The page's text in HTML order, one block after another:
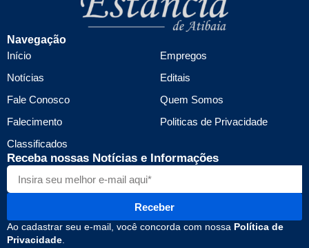
Navegação
Início
Notícias
Fale Conosco
Falecimento
Classificados
Empregos
Editais
Quem Somos
Politicas de Privacidade
Receba nossas Notícias e Informações
Receber
Ao cadastrar seu e-mail, você concorda com nossa Política de
Privacidade.